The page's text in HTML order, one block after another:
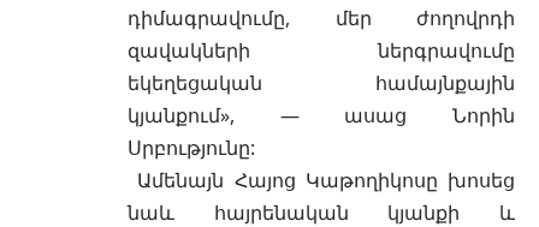
դիմագրավումը, մեր ժողովրդի
զավակների ներգրավումը
եկեղեցական համայնքային
կյանքում», — ասաց Նորին
Սրբությունը:
Ամենայն Հայոց Կաթողիկոսը խոսեց
նաև հայրենական կյանքի և